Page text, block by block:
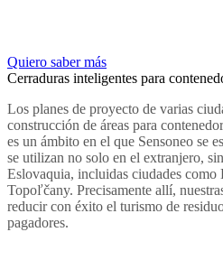
Quiero saber más
Cerraduras inteligentes para
Los planes de proyecto de varias
construcción de áreas para
es un ámbito en el que Sensoneo se
se utilizan no solo en el extranjero,
Eslovaquia, incluidas ciudades como
Topoľčany. Precisamente allí,
reducir con éxito el turismo de
pagadores.